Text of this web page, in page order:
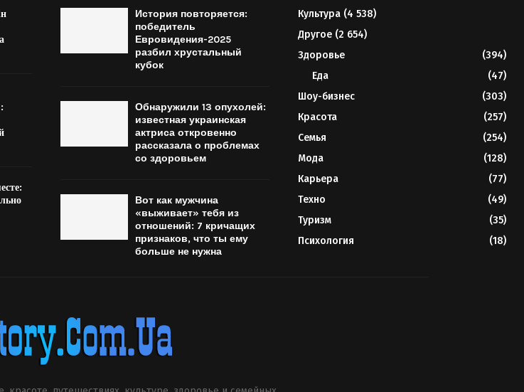
История повторяется:
победитель
Евровидения-2025
разбил хрустальный
кубок
Обнаружили 13 опухолей:
известная украинская
актриса откровенно
рассказала о проблемах
со здоровьем
Вот как мужчина
«выживает» тебя из
отношений: 7 кричащих
признаков, что ты ему
больше не нужна
Культура(4 538)
Другое(2 654)
Здоровье
(394)
Еда
(47)
Шоу-бизнес
(303)
Красота
(257)
Семья
(254)
Мода
(128)
Карьера
(77)
Техно
(49)
Туризм
(35)
Психология
(18)